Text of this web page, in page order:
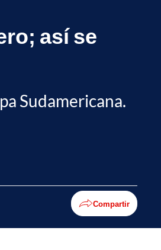
así se
Sudamericana.
Compartir